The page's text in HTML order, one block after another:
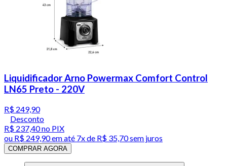
Liquidificador Arno Powermax Comfort Control
LN65 Preto - 220V
R$ 249,90
Desconto
R$ 237,40no PIX
ou R$ 249,90em até 7x de R$ 35,70 sem juros
COMPRAR AGORA